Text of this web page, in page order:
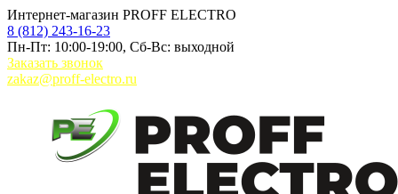
Интернет-магазин PROFF ELECTRO
8 (812) 243-16-23
Пн-Пт: 10:00-19:00, Сб-Вс: выходной
Заказать звонок
zakaz@proff-electro.ru